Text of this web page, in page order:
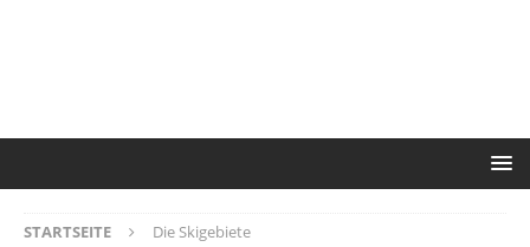
STARTSEITE Die Skigebiete